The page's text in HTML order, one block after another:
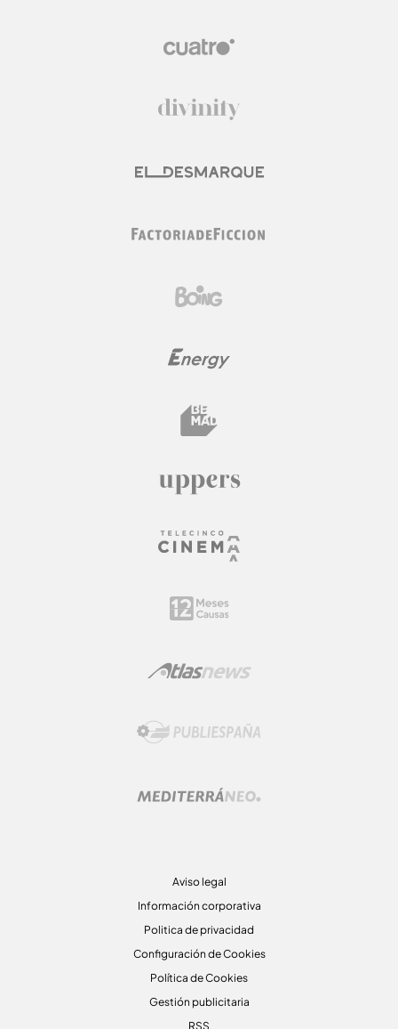
Aviso legal
Información corporativa
Politica de privacidad
Configuración de Cookies
Política de Cookies
Gestión publicitaria
RSS